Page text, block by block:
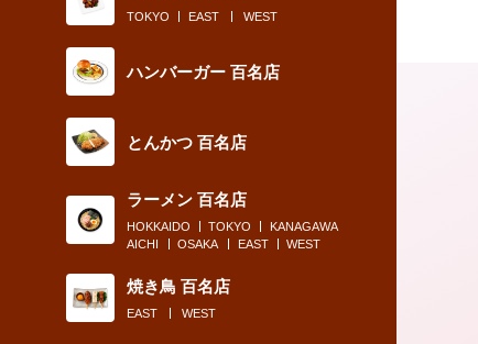
TOKYO EAST WEST
ハンバーガー 百名店
とんかつ 百名店
ラーメン 百名店
HOKKAIDO TOKYO
KANAGAWA
AICHI
OSAKA EAST WEST
焼き鳥 百名店
EAST WEST
2021.02.09